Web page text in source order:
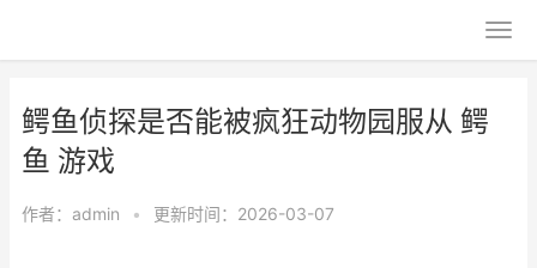
鳄鱼侦探是否能被疯狂动物园服从 鳄
鱼 游戏
作者： admin • 更新时间：2026-03-07